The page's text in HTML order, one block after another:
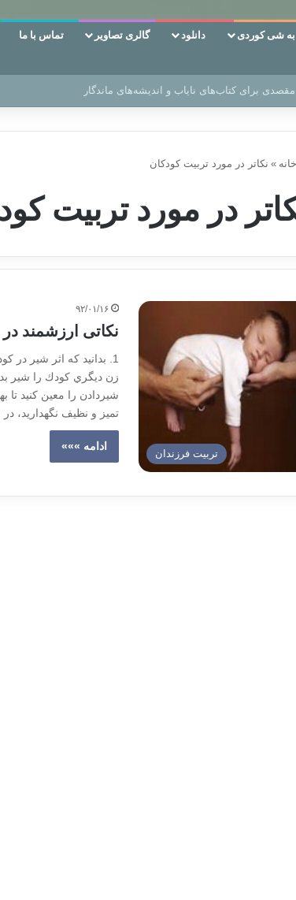
به شی کوردی دانلود گالری تصاویر تماس با ما
برای کتاب‌های نایاب و اندیشه‌های ماندگار
خانه » نکاتر در مورد تربیت کودکان
در مورد تربیت
تربیت فرزندان
۹۲/۰۱/۱۶
نکاتی ارزشمند
1. بدانيد كه اثر شير در
تميز و نظيف نگهداريد،
ادامه »»»